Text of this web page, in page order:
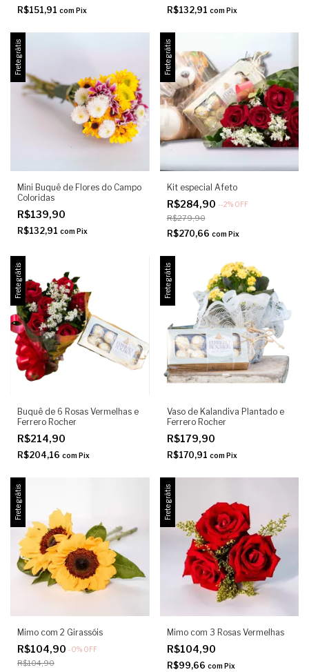
R$151,91 com Pix R$132,91 com Pix
Frete grátis
Mini Buquê de Flores do Campo
Coloridas
R$139,90
R$132,91 com Pix
Frete grátis
Kit especial Afeto
R$284,90 --2% OFF
R$279,90
R$270,66 com Pix
Frete grátis
Buquê de 6 Rosas Vermelhas e
Ferrero Rocher
R$214,90
R$204,16 com Pix
Frete grátis
Vaso de Kalandiva Plantado e
Ferrero Rocher
R$179,90
R$170,91 com Pix
Frete grátis
Mimo com 2 Girassóis
R$104,90 -0% OFF
R$104,90
Frete grátis
Mimo com 3 Rosas Vermelhas
R$104,90
R$99,66 com Pix